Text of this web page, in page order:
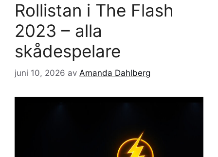
Rollistan i The Flash
2023 – alla
skådespelare
juni 10, 2026 av Amanda Dahlberg